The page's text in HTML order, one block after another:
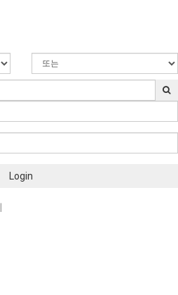
Login